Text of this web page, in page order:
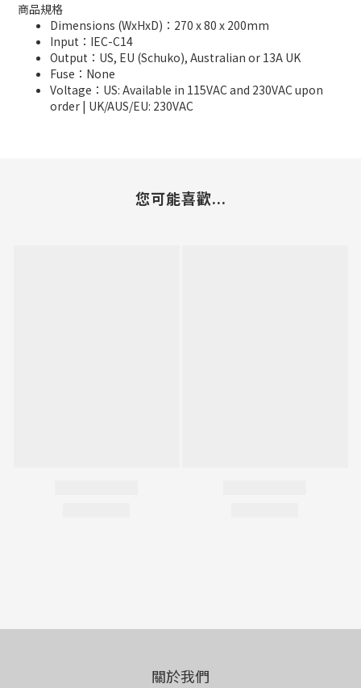
商品規格
Dimensions (WxHxD)：270 x 80 x 200mm
Input：IEC-C14
Output：US, EU (Schuko), Australian or 13A UK
Fuse：None
Voltage：US: Available in 115VAC and 230VAC upon
order | UK/AUS/EU: 230VAC
您可能喜歡...
關於我們